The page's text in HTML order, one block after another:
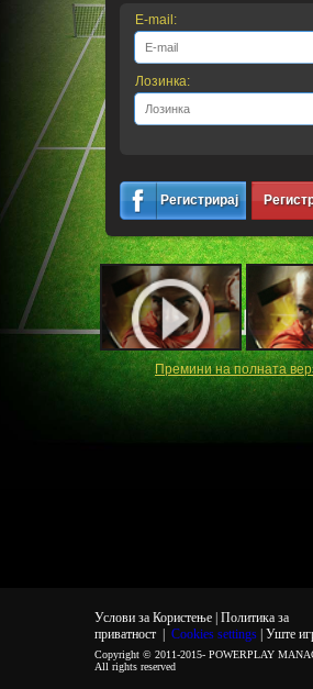
E-mail:
Лозинка:
Регистрирај
се
Премини на полната
Услови за Користење | Политика за
приватност| Cookies settings | Уште
Copyright © 2011-2015- POWERPLAY
All rights reserved